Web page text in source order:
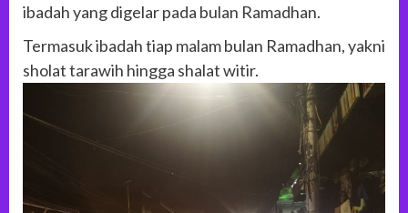
ibadah yang digelar pada bulan Ramadhan.
Termasuk ibadah tiap malam bulan Ramadhan, yakni
sholat tarawih hingga shalat witir.